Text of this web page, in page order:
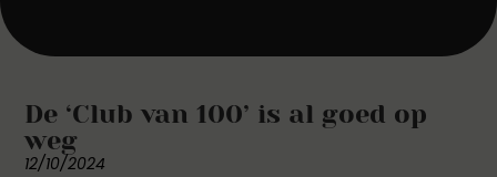
De ‘Club van 100’ is al goed op
weg
12/10/2024